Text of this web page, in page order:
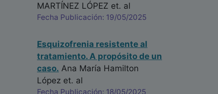
MARTÍNEZ LÓPEZ et. al
Fecha Publicación: 19/05/2025
Esquizofrenia resistente al
tratamiento. A propósito de un
caso. Ana María Hamilton
López et. al
Fecha Publicación: 18/05/2025